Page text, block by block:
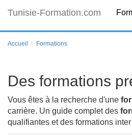
Tunisie-Formation.com
Accueil Formations
Des formations
Vous êtes à la recherche d'une
carrière. Un guide complet des
qualifiantes et des formations